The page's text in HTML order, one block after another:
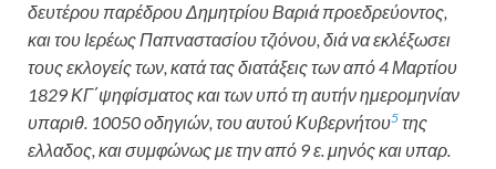
δευτέρου παρέδρου Δημητρίου Βαριά προεδρεύοντος,
και του Ιερέως Παπναστασίου τζιόνου, διά να εκλέξωσει
τους εκλογείς των, κατά τας διατάξεις των από 4 Μαρτίου
1829 ΚΓ΄ψηφίσματος και των υπό τη αυτήν ημερομηνίαν
υπαριθ. 10050 οδηγιών, του αυτού Κυβερνήτου5 της
ελλαδος, και συμφώνως με την από 9 ε. μηνός και υπαρ.